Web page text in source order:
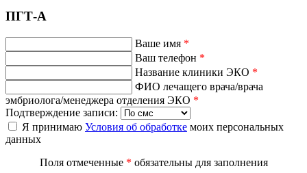
ПГТ-А
Ваше имя *
Ваш телефон *
Название клиники ЭКО *
ФИО лечащего врача/врача
эмбриолога/менеджера отделения ЭКО *
Подтверждение записи:
Я принимаю Условия об обработке моих персональных
данных
Поля отмеченные * обязательны для заполнения